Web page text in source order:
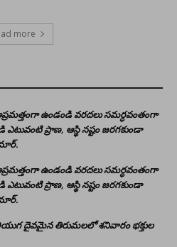
more
ఉండండి వరదలు సమర్ధవంతంగా
ప్రాణ, ఆస్థి నష్టం జరగకుండా
ఉండండి వరదలు సమర్ధవంతంగా
ప్రాణ, ఆస్థి నష్టం జరగకుండా
దైవమైన తిరుమలలో శనివారం భక్తుల